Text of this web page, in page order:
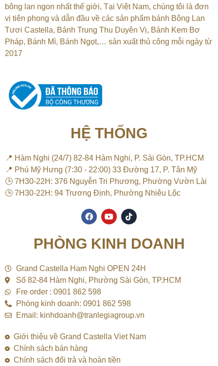
bông lan ngon nhất thế giới, Tại Việt Nam, chúng tôi là đơn
vị tiên phong và dẫn đầu về các sản phẩm bánh Bông Lan
Tươi Castella, Bánh Trung Thu Duyên Vị, Bánh Kem Bơ
Pháp, Bánh Mì, Bánh Ngọt,… sản xuất thủ công mỗi ngày từ
2017
HỆ THỐNG
📍 Hàm Nghi (24/7) 82-84 Hàm Nghi, P. Sài Gòn, TP.HCM
📍 Phú Mỹ Hưng (7:30 - 22:00) 33 Đường 17, P. Tân Mỹ
🕒 7H30-22H: 376 Nguyễn Tri Phương, Phường Vườn Lài
🕒 7H30-22H: 94 Trương Định, Phường Nhiêu Lộc
F
a
o
k
Y
o
u
b
T
i
k
PHÒNG KINH DOANH
Grand Castella Ham Nghi OPEN 24H
Số 82-84 Hàm Nghi, Phường Sài Gòn, TP.HCM
Fre order : 0901 862 598
Phòng kinh doanh: 0901 862 598
Email: kinhdoanh@tranlegiagroup.vn
Giới thiệu về Grand Castella Viet Nam
Chính sách bán hàng
Chính sách đổi trả và hoàn tiền